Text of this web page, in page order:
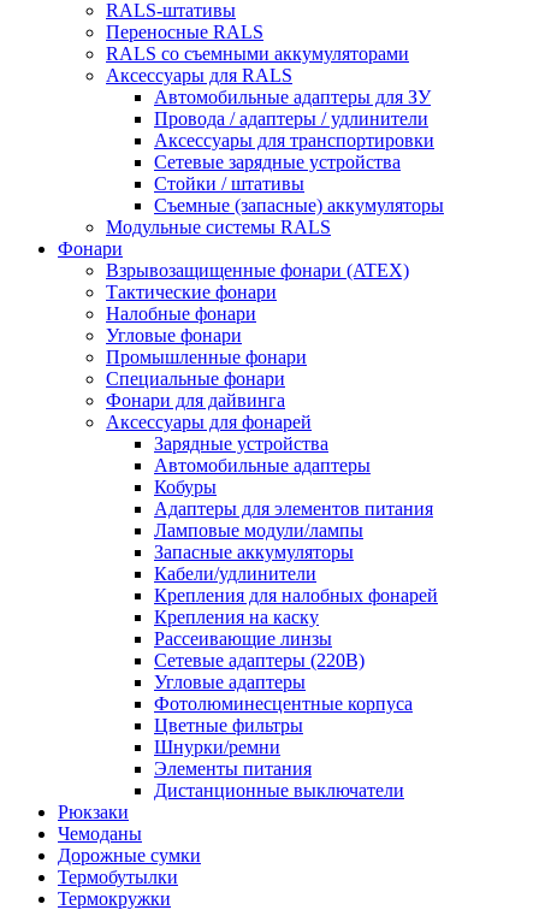
RALS-штативы
Переносные RALS
RALS со съемными аккумуляторами
Аксессуары для RALS
Автомобильные адаптеры для ЗУ
Провода / адаптеры / удлинители
Аксессуары для транспортировки
Сетевые зарядные устройства
Стойки / штативы
Съемные (запасные) аккумуляторы
Модульные системы RALS
Фонари
Взрывозащищенные фонари (ATEX)
Тактические фонари
Налобные фонари
Угловые фонари
Промышленные фонари
Специальные фонари
Фонари для дайвинга
Аксессуары для фонарей
Зарядные устройства
Автомобильные адаптеры
Кобуры
Адаптеры для элементов питания
Ламповые модули/лампы
Запасные аккумуляторы
Кабели/удлинители
Крепления для налобных фонарей
Крепления на каску
Рассеивающие линзы
Сетевые адаптеры (220В)
Угловые адаптеры
Фотолюминесцентные корпуса
Цветные фильтры
Шнурки/ремни
Элементы питания
Дистанционные выключатели
Рюкзаки
Чемоданы
Дорожные сумки
Термобутылки
Термокружки